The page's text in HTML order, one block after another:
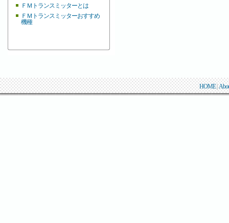
ＦＭトランスミッターとは
ＦＭトランスミッターおすすめ
機種
HOME|